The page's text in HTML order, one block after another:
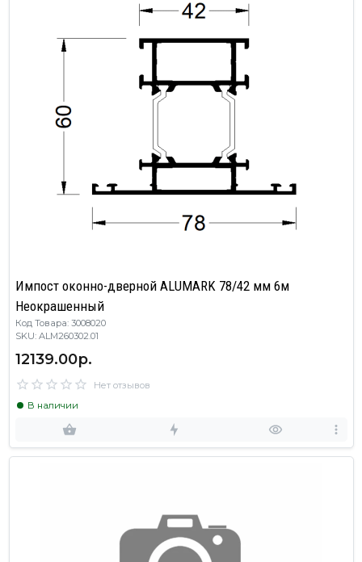
Импост оконно-дверной ALUMARK 78/42 мм 6м
Неокрашенный
Код Товара: 3008020
SKU: ALM260302.01
12139.00р.
Нет отзывов
В наличии